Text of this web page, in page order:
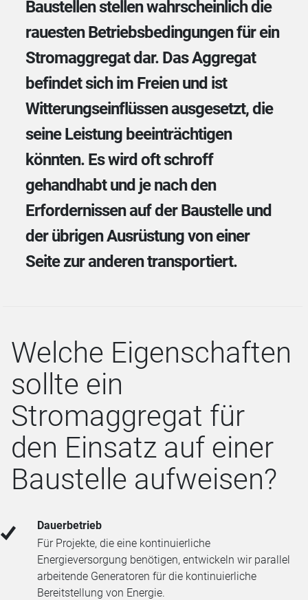
Baustellen stellen wahrscheinlich die
rauesten Betriebsbedingungen für ein
Stromaggregat dar. Das Aggregat
befindet sich im Freien und ist
Witterungseinflüssen ausgesetzt, die
seine Leistung beeinträchtigen
könnten. Es wird oft schroff
gehandhabt und je nach den
Erfordernissen auf der Baustelle und
der übrigen Ausrüstung von einer
Seite zur anderen transportiert.
Welche Eigenschaften
sollte ein
Stromaggregat für
den Einsatz auf einer
Baustelle aufweisen?
Dauerbetrieb
Für Projekte, die eine kontinuierliche
Energieversorgung benötigen, entwickeln wir parallel
arbeitende Generatoren für die kontinuierliche
Bereitstellung von Energie.